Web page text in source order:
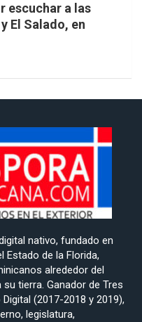
escuchar a las
El Salado, en
nativo, fundado en
Estado de la Florida,
alrededor del
tierra. Ganador de Tres
(2017-2018 y 2019),
legislatura,